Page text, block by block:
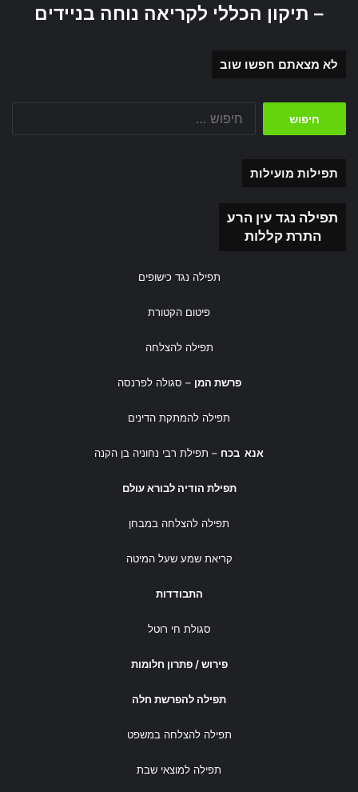
– תיקון הכללי לקריאה נוחה בניידים
לא מצאתם חפשו שוב
תפילות מועילות
תפילה נגד עין הרע
התרת קללות
תפילה נגד כישופים
פיטום הקטורת
תפילה להצלחה
פרשת המן – סגולה לפרנסה
תפילה להמתקת הדינים
אנא בכח – תפילת רבי נחוניה בן הקנה
תפילת הודיה לבורא עולם
תפילה להצלחה במבחן
קריאת שמע שעל המיטה
התבודדות
סגולת חי רוטל
פירוש / פתרון חלומות
תפילה להפרשת חלה
תפילה להצלחה במשפט
תפילה למוצאי שבת